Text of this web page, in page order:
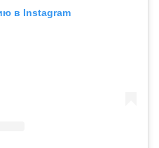
в Instagram